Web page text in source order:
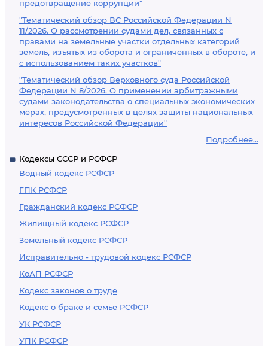
предотвращение коррупции"
"Тематический обзор ВС Российской Федерации N
11/2026. О рассмотрении судами дел, связанных с
правами на земельные участки отдельных категорий
земель, изъятых из оборота и ограниченных в обороте, и
с использованием таких участков"
"Тематический обзор Верховного суда Российской
Федерации N 8/2026. О применении арбитражными
судами законодательства о специальных экономических
мерах, предусмотренных в целях защиты национальных
интересов Российской Федерации"
Подробнее...
Кодексы СССР и РСФСР
Водный кодекс РСФСР
ГПК РСФСР
Гражданский кодекс РСФСР
Жилищный кодекс РСФСР
Земельный кодекс РСФСР
Исправительно - трудовой кодекс РСФСР
КоАП РСФСР
Кодекс законов о труде
Кодекс о браке и семье РСФСР
УК РСФСР
УПК РСФСР